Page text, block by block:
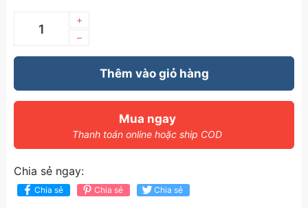
–
+
Thêm vào giỏ hàng
Mua ngay
Thanh toán online hoặc ship COD
Chia sẻ ngay:
Chia sẻ Chia sẻ Chia sẻ